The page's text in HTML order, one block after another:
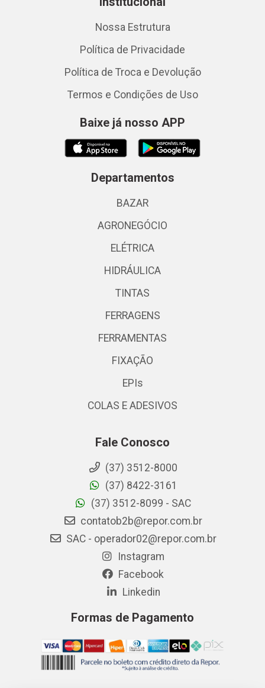
Nossa Estrutura
Política de Privacidade
Política de Troca e Devolução
Termos e Condições de Uso
Baixe já nosso APP
Departamentos
BAZAR
AGRONEGÓCIO
ELÉTRICA
HIDRÁULICA
TINTAS
FERRAGENS
FERRAMENTAS
FIXAÇÃO
EPIs
COLAS E ADESIVOS
Fale Conosco
(37) 3512-8000
(37) 8422-3161
(37) 3512-8099 - SAC
contatob2b@repor.com.br
SAC - operador02@repor.com.br
Instagram
Facebook
Linkedin
Formas de Pagamento